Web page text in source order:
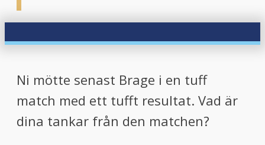
Ni mötte senast Brage i en tuff
match med ett tufft resultat. Vad är
dina tankar från den matchen?